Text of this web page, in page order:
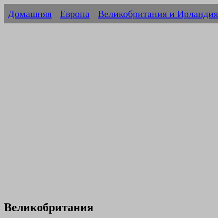
Домашняя Европа Великобритания и Ирландия
Великобритания